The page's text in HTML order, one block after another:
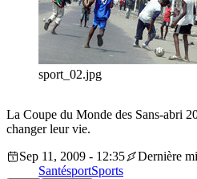
sport_02.jpg
La Coupe du Monde des Sans-abri
changer leur vie.
Sep 11, 2009 - 12:35
Dernière
SantésportSports